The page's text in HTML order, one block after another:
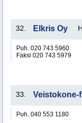
32. Elkris Oy
Puh. 020 743 5960
Faksi 020 743 5979
33. Veistokone-
Puh. 040 553 1180